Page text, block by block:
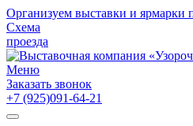
Организуем выставки и ярмарки
Схема
проезда
Меню
Заказать звонок
+7 (925)091-64-21